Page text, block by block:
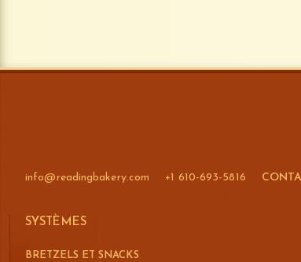
info@readingbakery.com +1 610-693-5816
SYSTÈMES
BRETZELS ET SNACKS